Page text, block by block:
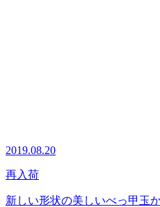
2019.08.20
再入荷
新しい形状の美しいべっ甲玉